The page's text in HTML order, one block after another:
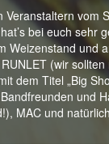
Veranstaltern vom
bei euch sehr
Weizenstand und
(wir
dem Titel „Big
und
MAC und